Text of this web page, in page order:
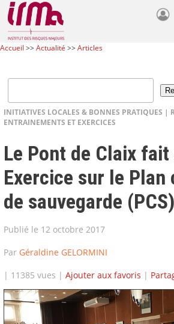
Accueil >>Actualité >>Articles
INITIATIVES LOCALES & BONNES PRATIQUES |
ENTRAINEMENTS ET EXERCICES
Le Pont de Claix
Exercice sur le Plan
de sauvegarde
Publié le 12 octobre 2017
Par Géraldine GELORMINI
| 11385 vues | Ajouter aux favoris |